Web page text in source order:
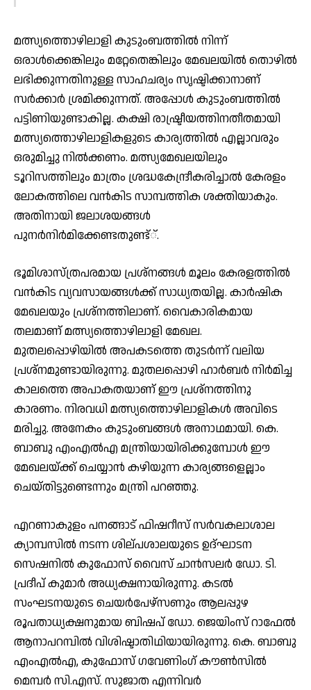
മത്സ്യത്തൊഴിലാളി കുടുംബത്തില്‍ നിന്ന്
ഒരാള്‍ക്കെങ്കിലും മറ്റേതെങ്കിലും മേഖലയില്‍ തൊഴില്‍
ലഭിക്കുന്നതിനുള്ള സാഹചര്യം സൃഷ്ടിക്കാനാണ്
സര്‍ക്കാര്‍ ശ്രമിക്കുന്നത്. അപ്പോള്‍ കുടുംബത്തില്‍
പട്ടിണിയുണ്ടാകില്ല. കക്ഷി രാഷ്ട്രീയത്തിനതീതമായി
മത്സ്യത്തൊഴിലാളികളുടെ കാര്യത്തില്‍ എല്ലാവരും
ഒരുമിച്ചു നില്‍ക്കണം. മത്സ്യമേഖലയിലും
ടൂറിസത്തിലും മാത്രം ശ്രദ്ധകേന്ദ്രീകരിച്ചാല്‍ കേരളം
ലോകത്തിലെ വന്‍കിട സാമ്പത്തിക ശക്തിയാകും.
അതിനായി ജലാശയങ്ങള്‍
പുനര്‍നിര്‍മിക്കേണ്ടതുണ്ട്്.
ഭൂമിശാസ്ത്രപരമായ പ്രശ്‌നങ്ങള്‍ മൂലം കേരളത്തില്‍
വന്‍കിട വ്യവസായങ്ങള്‍ക്ക് സാധ്യതയില്ല. കാര്‍ഷിക
മേഖലയും പ്രശ്‌നത്തിലാണ്. വൈകാരികമായ
തലമാണ് മത്സ്യത്തൊഴിലാളി മേഖല.
മുതലപ്പൊഴിയില്‍ അപകടത്തെ തുടര്‍ന്ന് വലിയ
പ്രശ്‌നമുണ്ടായിരുന്നു. മുതലപ്പൊഴി ഹാര്‍ബര്‍ നിര്‍മിച്ച
കാലത്തെ അപാകതയാണ് ഈ പ്രശ്‌നത്തിനു
കാരണം. നിരവധി മത്സ്യത്തൊഴിലാളികള്‍ അവിടെ
മരിച്ചു. അനേകം കുടുംബങ്ങള്‍ അനാഥമായി. കെ.
ബാബു എംഎല്‍എ മന്ത്രിയായിരിക്കുമ്പോള്‍ ഈ
മേഖലയ്ക്ക് ചെയ്യാന്‍ കഴിയുന്ന കാര്യങ്ങളെല്ലാം
ചെയ്തിട്ടുണ്ടെന്നും മന്ത്രി പറഞ്ഞു.
എറണാകുളം പനങ്ങാട് ഫിഷറീസ് സര്‍വകലാശാല
ക്യാമ്പസില്‍ നടന്ന ശില്പശാലയുടെ ഉദ്ഘാടന
സെഷനില്‍ കുഫോസ് വൈസ് ചാന്‍സലര്‍ ഡോ. ടി.
പ്രദീപ് കുമാര്‍ അധ്യക്ഷനായിരുന്നു. കടല്‍
സംഘടനയുടെ ചെയര്‍പേഴ്‌സണും ആലപ്പുഴ
രൂപതാധ്യക്ഷനുമായ ബിഷപ് ഡോ. ജെയിംസ് റാഫേല്‍
ആനാപറമ്പില്‍ വിശിഷ്ടാതിഥിയായിരുന്നു. കെ. ബാബു
എംഎല്‍എ, കുഫോസ് ഗവേണിംഗ് കൗണ്‍സില്‍
മെമ്പര്‍ സി.എസ്. സുജാത എന്നിവര്‍